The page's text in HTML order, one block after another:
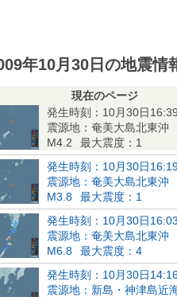
年10月30日の地震情
現在のページ
発生時刻：10月30日
震源地：奄美大島北東沖
M4.2
最大震度：1
発生時刻：10月30日
震源地：奄美大島北東沖
M3.8
最大震度：1
発生時刻：10月30日
震源地：奄美大島北東沖
M6.8
最大震度：4
発生時刻：10月30日
震源地：新島・神津島近